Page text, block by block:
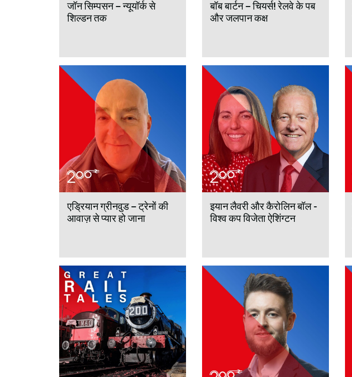
जॉन सिम्पसन – न्यूयॉर्क से
शिल्डन तक
बॉब बार्टन – चियर्स! रेलवे के पब
और जलपान कक्ष
एड्रियान ग्रीनवुड – ट्रेनों की
आवाज़ से प्यार हो जाना
इयान लैवरी और कैरोलिन बॉल -
विश्व कप विजेता ऐशिंग्टन